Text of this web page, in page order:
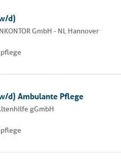
d)
GmbH - NL Hannover
d) Ambulante Pflege
gGmbH